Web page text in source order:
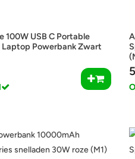
100W USB C Portable
Powerbank Zwart